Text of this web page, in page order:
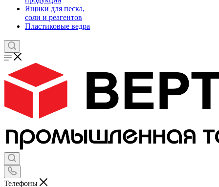
Ящики для песка,
соли и реагентов
Пластиковые ведра
Телефоны